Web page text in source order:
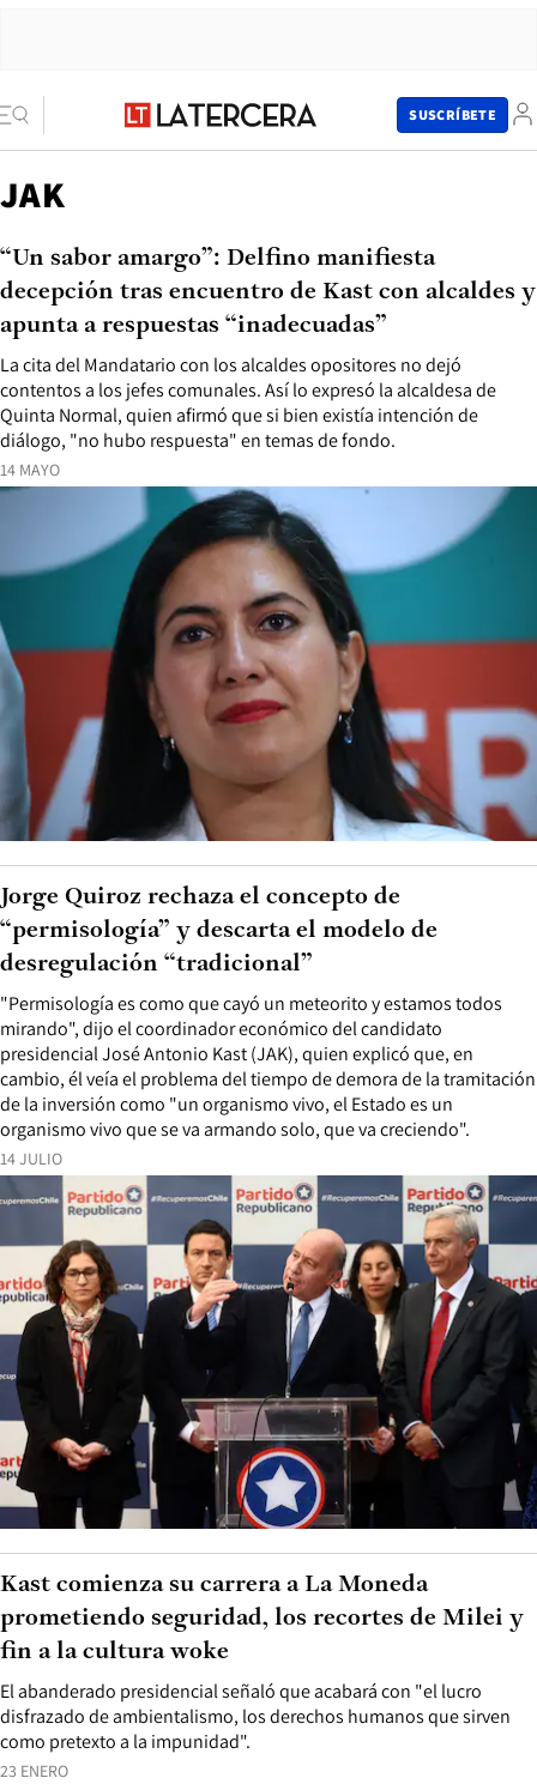
SUSCRÍBETE
JAK
14 MAYO
La cita del Mandatario con los alcaldes opositores no dejó
contentos a los jefes comunales. Así lo expresó la alcaldesa de
Quinta Normal, quien afirmó que si bien existía intención de
diálogo, "no hubo respuesta" en temas de fondo.
“Un sabor amargo”: Delfino manifiesta
decepción tras encuentro de Kast con alcaldes y
apunta a respuestas “inadecuadas”
14 JULIO
"Permisología es como que cayó un meteorito y estamos todos
mirando", dijo el coordinador económico del candidato
presidencial José Antonio Kast (JAK), quien explicó que, en
cambio, él veía el problema del tiempo de demora de la tramitación
de la inversión como "un organismo vivo, el Estado es un
organismo vivo que se va armando solo, que va creciendo".
Jorge Quiroz rechaza el concepto de
“permisología” y descarta el modelo de
desregulación “tradicional”
23 ENERO
El abanderado presidencial señaló que acabará con "el lucro
disfrazado de ambientalismo, los derechos humanos que sirven
como pretexto a la impunidad".
Kast comienza su carrera a La Moneda
prometiendo seguridad, los recortes de Milei y
fin a la cultura woke